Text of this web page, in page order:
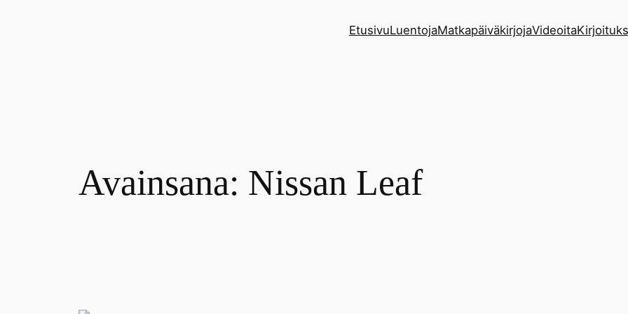
EtusivuLuentojaMatkapäiväkirjojaVideoita
Avainsana: Nissan Leaf